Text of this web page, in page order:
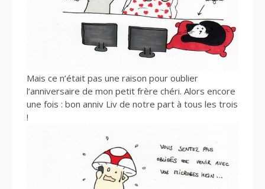
Mais ce n’était pas une raison pour oublier
l’anniversaire de mon petit frère chéri. Alors encore
une fois : bon anniv Liv de notre part à tous les trois
!